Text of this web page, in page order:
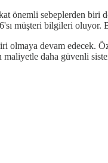
önemli sebeplerden
müşteri bilgileri oluyor.
olmaya devam
daha güvenli